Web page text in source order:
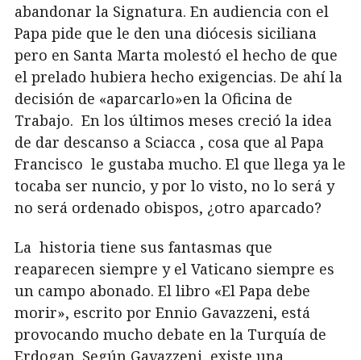
abandonar la Signatura. En audiencia con el
Papa pide que le den una diócesis siciliana
pero en Santa Marta molestó el hecho de que
el prelado hubiera hecho exigencias. De ahí la
decisión de «aparcarlo»en la Oficina de
Trabajo. En los últimos meses creció la idea
de dar descanso a Sciacca , cosa que al Papa
Francisco le gustaba mucho. El que llega ya le
tocaba ser nuncio, y por lo visto, no lo será y
no será ordenado obispos, ¿otro aparcado?
La historia tiene sus fantasmas que
reaparecen siempre y el Vaticano siempre es
un campo abonado. El libro «El Papa debe
morir», escrito por Ennio Gavazzeni, está
provocando mucho debate en la Turquía de
Erdogan. Según Gavazzeni, existe una